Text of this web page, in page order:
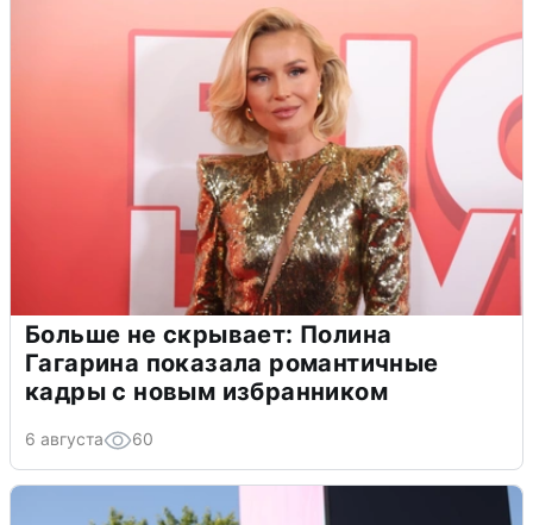
Больше не скрывает: Полина
Гагарина показала романтичные
кадры с новым избранником
6 августа 60